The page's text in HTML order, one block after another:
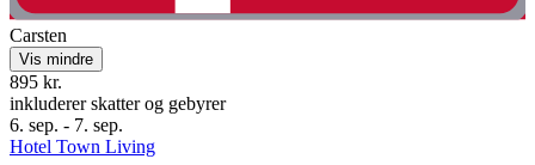
Carsten
Vis mindre
895 kr.
inkluderer skatter og gebyrer
6. sep. - 7. sep.
Hotel Town Living